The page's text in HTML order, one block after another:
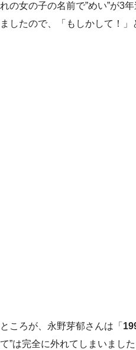
れの女の子の名前で”めい”が3
ましたので、「もしかして！」
ところが、永野芽郁さんは「
て”は完全に外れてしまいました